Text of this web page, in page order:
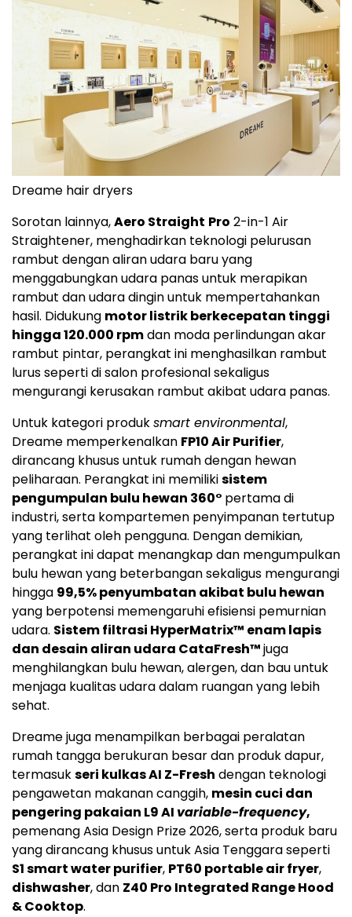
Dreame hair dryers
Sorotan lainnya,Aero Straight Pro 2-in-1 Air
Straightener, menghadirkan teknologi pelurusan
rambut dengan aliran udara baru yang
menggabungkan udara panas untuk merapikan
rambut dan udara dingin untuk mempertahankan
hasil. Didukung motor listrik berkecepatan tinggi
hingga 120.000 rpmdan moda perlindungan akar
rambut pintar, perangkat ini menghasilkan rambut
lurus seperti di salon profesional sekaligus
mengurangi kerusakan rambut akibat udara panas.
Untuk kategori produksmart environmental,
Dreame memperkenalkan FP10 Air Purifier,
dirancang khusus untuk rumah dengan hewan
peliharaan. Perangkat ini memilikisistem
pengumpulan bulu hewan 360° pertama di
industri, serta kompartemen penyimpanan tertutup
yang terlihat oleh pengguna. Dengan demikian,
perangkat ini dapat menangkap dan mengumpulkan
bulu hewan yang beterbangan sekaligus mengurangi
hingga 99,5% penyumbatan akibat bulu hewan
yang berpotensi memengaruhi efisiensi pemurnian
udara. Sistem filtrasi HyperMatrix™ enam lapis
dan desain aliran udara CataFresh™juga
menghilangkan bulu hewan, alergen, dan bau untuk
menjaga kualitas udara dalam ruangan yang lebih
sehat.
Dreame juga menampilkan berbagai peralatan
rumah tangga berukuran besar dan produk dapur,
termasukseri kulkas AI Z-Fresh dengan teknologi
pengawetan makanan canggih, mesin cuci dan
pengering pakaian L9 AI variable-frequency,
pemenang Asia Design Prize 2026, serta produk baru
yang dirancang khusus untuk Asia Tenggara seperti
S1 smart water purifier, PT60 portable air fryer,
dishwasher, dan Z40 Pro Integrated Range Hood
& Cooktop.